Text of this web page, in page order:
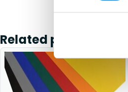
Related products